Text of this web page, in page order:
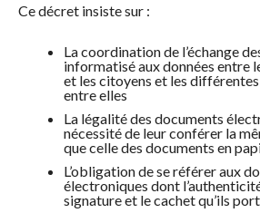
Ce décret insiste sur :
La coordination de l’échange
informatisé aux données entre
et les citoyens et les
entre elles
La légalité des documents
nécessité de leur conférer la
que celle des documents en
L’obligation de se référer aux
électroniques dont
signature et le cachet qu’ils